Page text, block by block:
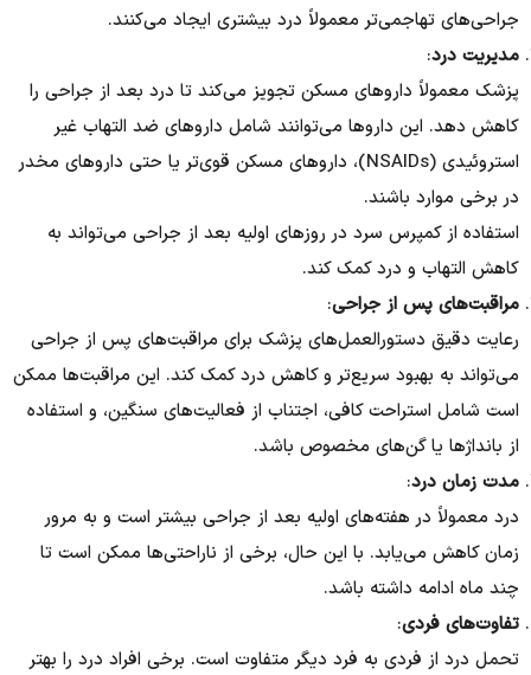
جراحی‌های تهاجمی‌تر معمولاً درد بیشتری ایجاد می‌کنند.
مدیریت درد:
پزشک معمولاً داروهای مسکن تجویز می‌کند تا درد بعد از جراحی را
کاهش دهد. این داروها می‌توانند شامل داروهای ضد التهاب غیر
استروئیدی (NSAIDs)، داروهای مسکن قوی‌تر یا حتی داروهای مخدر
در برخی موارد باشند.
استفاده از کمپرس سرد در روزهای اولیه بعد از جراحی می‌تواند به
کاهش التهاب و درد کمک کند.
مراقبت‌های پس از جراحی:
رعایت دقیق دستورالعمل‌های پزشک برای مراقبت‌های پس از جراحی
می‌تواند به بهبود سریع‌تر و کاهش درد کمک کند. این مراقبت‌ها ممکن
است شامل استراحت کافی، اجتناب از فعالیت‌های سنگین، و استفاده
از بانداژها یا گن‌های مخصوص باشد.
مدت زمان درد:
درد معمولاً در هفته‌های اولیه بعد از جراحی بیشتر است و به مرور
زمان کاهش می‌یابد. با این حال، برخی از ناراحتی‌ها ممکن است تا
چند ماه ادامه داشته باشد.
تفاوت‌های فردی:
تحمل درد از فردی به فرد دیگر متفاوت است. برخی افراد درد را بهتر